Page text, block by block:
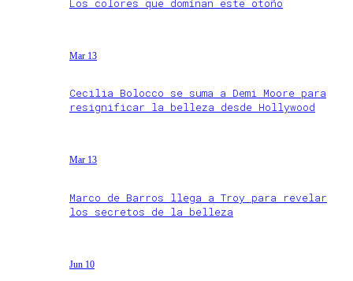
Mar 13
Cecilia Bolocco se suma a Demi Moore para
resignificar la belleza desde Hollywood
Mar 13
Marco de Barros llega a Troy para revelar
los secretos de la belleza
Jun 10